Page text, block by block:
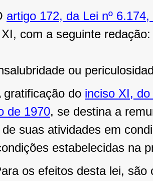
artigo 172, da Lei nº
com a seguinte redação:
ou
gratificação do inciso XI,
de 1970, se destina a
suas atividades em
estabelecidas na
os efeitos desta lei, são